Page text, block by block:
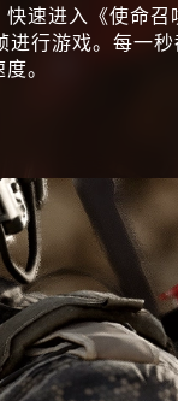
速进入《使命召
行游戏。每一
。